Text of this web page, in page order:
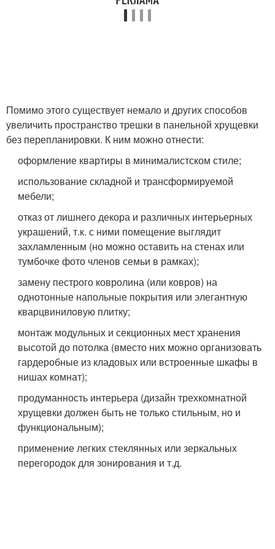
Помимо этого существует немало и других способов
увеличить пространство трешки в панельной хрущевки
без перепланировки. К ним можно отнести:
оформление квартиры в минималистском стиле;
использование складной и трансформируемой
мебели;
отказ от лишнего декора и различных интерьерных
украшений, т.к. с ними помещение выглядит
захламленным (но можно оставить на стенах или
тумбочке фото членов семьи в рамках);
замену пестрого ковролина (или ковров) на
однотонные напольные покрытия или элегантную
кварцвиниловую плитку;
монтаж модульных и секционных мест хранения
высотой до потолка (вместо них можно организовать
гардеробные из кладовых или встроенные шкафы в
нишах комнат);
продуманность интерьера (дизайн трехкомнатной
хрущевки должен быть не только стильным, но и
функциональным);
применение легких стеклянных или зеркальных
перегородок для зонирования и т.д.